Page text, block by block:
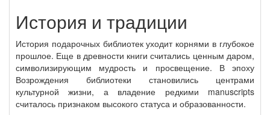
История и традиции
История подарочных библиотек уходит корнями в глубокое
прошлое. Еще в древности книги считались ценным даром,
символизирующим мудрость и просвещение. В эпоху
Возрождения библиотеки становились центрами
культурной жизни, а владение редкими manuscripts
считалось признаком высокого статуса и образованности.